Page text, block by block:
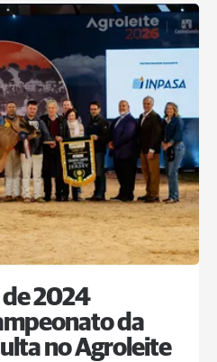
de 2024
da
no Agroleite